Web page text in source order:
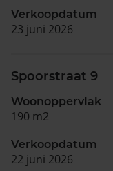
Verkoopdatum
23 juni 2026
Spoorstraat 9
Woonoppervlak
190 m2
Verkoopdatum
22 juni 2026